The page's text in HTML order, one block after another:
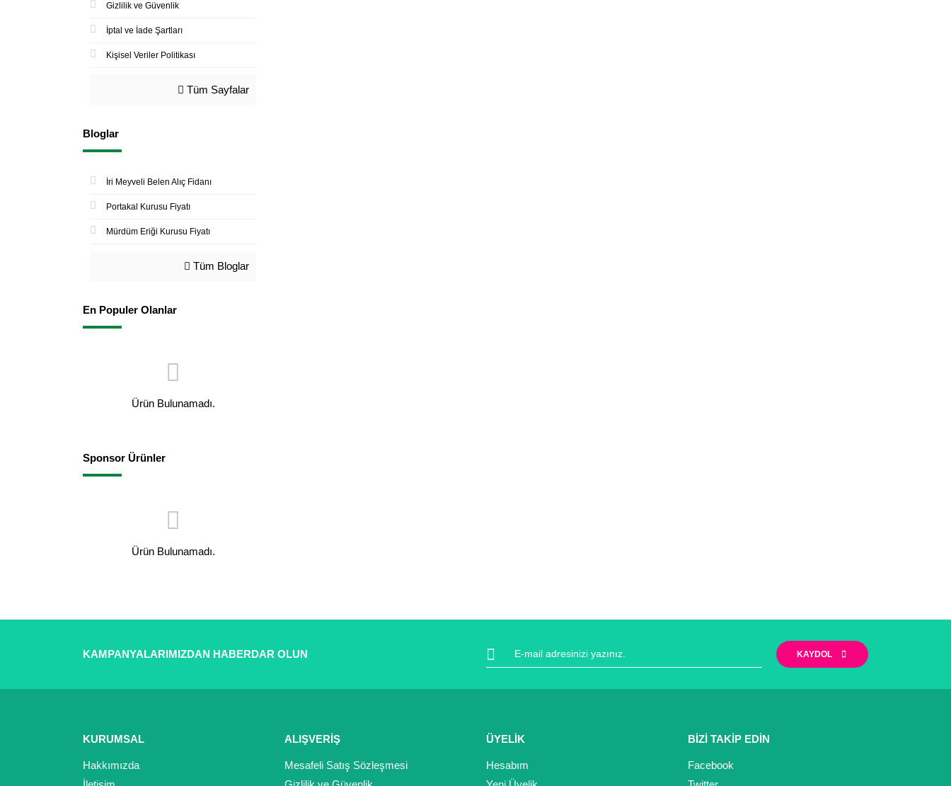
Gizlilik ve Güvenlik
İptal ve İade Şartları
Kişisel Veriler Politikası
Tüm Sayfalar
Bloglar
İri Meyveli Belen Alıç Fidanı
Portakal Kurusu Fiyatı
Mürdüm Eriği Kurusu Fiyatı
Tüm Bloglar
En Populer Olanlar
Ürün Bulunamadı.
Sponsor Ürünler
Ürün Bulunamadı.
KAMPANYALARIMIZDAN HABERDAR OLUN KAYDOL
KURUMSAL
Hakkımızda
ALIŞVERİŞ
Mesafeli Satış Sözleşmesi
ÜYELİK
Hesabım
BİZİ TAKİP EDİN
Facebook